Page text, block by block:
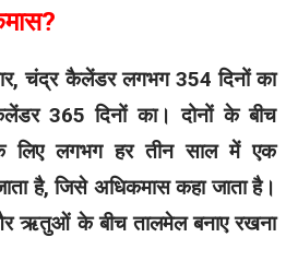
चंद्र कैलेंडर लगभग 354 दिनों का
365 दिनों का। दोनों के बीच
लिए लगभग हर तीन साल में एक
है, जिसे अधिकमास कहा जाता है।
और ऋतुओं के बीच तालमेल बनाए रखना